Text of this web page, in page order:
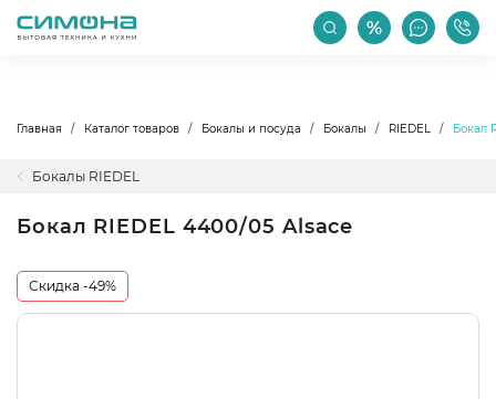
РАСПРОДАЖА ПРОИЗВОДИТЕЛИ
Главная Каталог товаров Бокалы и посуда Бокалы RIEDEL Бокал
Бокалы RIEDEL
Бокал RIEDEL 4400/05 Alsace
Скидка -49%